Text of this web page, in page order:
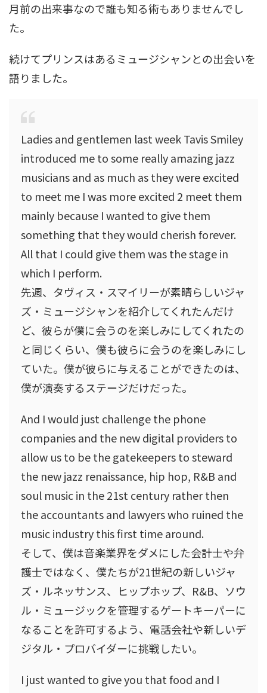
月前の出来事なので誰も知る術もありませんでし
た。
続けてプリンスはあるミュージシャンとの出会いを
語りました。
Ladies and gentlemen last week Tavis Smiley
introduced me to some really amazing jazz
musicians and as much as they were excited
to meet me I was more excited 2 meet them
mainly because I wanted to give them
something that they would cherish forever.
All that I could give them was the stage in
which I perform.
先週、タヴィス・スマイリーが素晴らしいジャ
ズ・ミュージシャンを紹介してくれたんだけ
ど、彼らが僕に会うのを楽しみにしてくれたの
と同じくらい、僕も彼らに会うのを楽しみにし
ていた。僕が彼らに与えることができたのは、
僕が演奏するステージだけだった。
And I would just challenge the phone
companies and the new digital providers to
allow us to be the gatekeepers to steward
the new jazz renaissance, hip hop, R&B and
soul music in the 21st century rather then
the accountants and lawyers who ruined the
music industry this first time around.
そして、僕は音楽業界をダメにした会計士や弁
護士ではなく、僕たちが21世紀の新しいジャ
ズ・ルネッサンス、ヒップホップ、R&B、ソウ
ル・ミュージックを管理するゲートキーパーに
なることを許可するよう、電話会社や新しいデ
ジタル・プロバイダーに挑戦したい。
I just wanted to give you that food and I